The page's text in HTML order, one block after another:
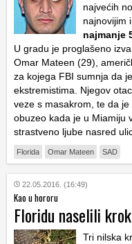
najvećih
najnovijim
najmanje
U gradu je proglašeno
Omar Mateen (29),
za kojega FBI sumnja da
ekstremistima. Njegov
veze s masakrom, te da
obuzeo kada je u Miamiju
strastveno ljube nasred
Florida Omar Mateen SAD
22.05.2016. (16:49)
Kao u hororu
Floridu naselili
Tri nilska